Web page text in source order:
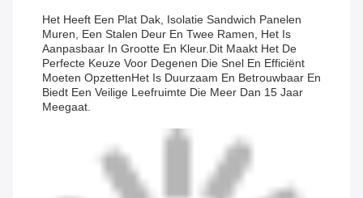
Het Heeft Een Plat Dak, Isolatie Sandwich Panelen
Muren, Een Stalen Deur En Twee Ramen, Het Is
Aanpasbaar In Grootte En Kleur.Dit Maakt Het De
Perfecte Keuze Voor Degenen Die Snel En Efficiënt
Moeten OpzettenHet Is Duurzaam En Betrouwbaar En
Biedt Een Veilige Leefruimte Die Meer Dan 15 Jaar
Meegaat.